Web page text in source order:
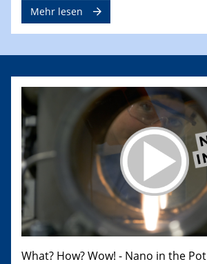
Mehr lesen
What? How? Wow! - Nano in the Pot